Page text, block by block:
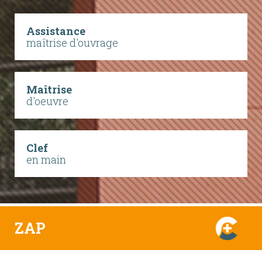
Assistance
maîtrise d'ouvrage
Maîtrise
d'oeuvre
Clef
en main
ZAP